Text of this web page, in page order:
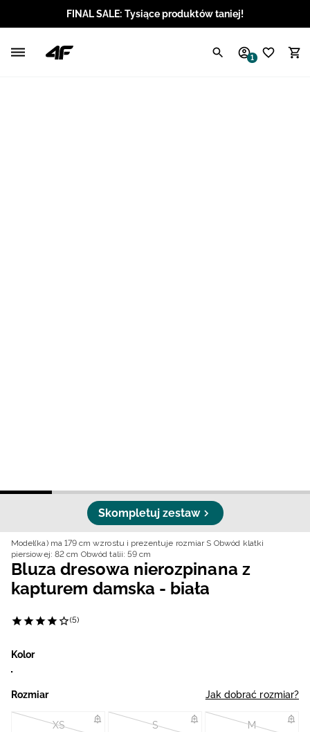
FINAL SALE: Tysiące produktów taniej!
1
Skompletuj zestaw
Model(ka) ma 179 cm wzrostu i prezentuje rozmiar S Obwód klatki
piersiowej: 82 cm Obwód talii: 59 cm
Bluza dresowa nierozpinana z
kapturem damska - biała
(5)
Kolor
Rozmiar Jak dobrać rozmiar?
XS S M